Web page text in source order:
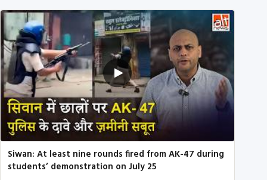
Siwan: At least nine rounds fired from AK-47 during
students’ demonstration on July 25